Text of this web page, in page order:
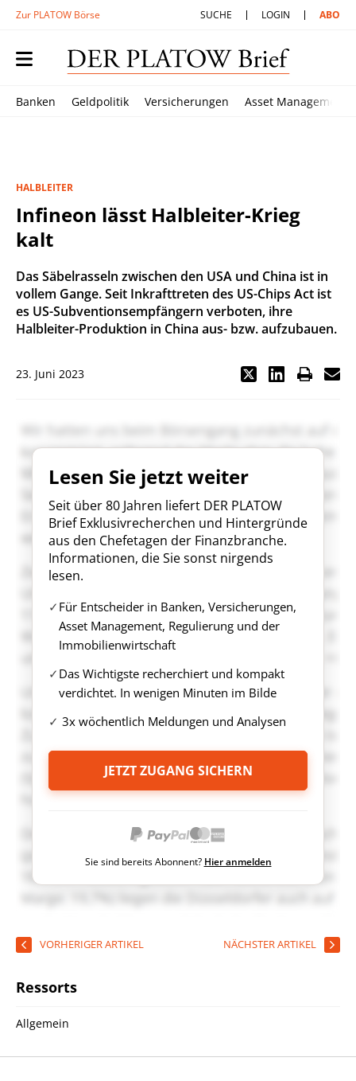
Zur PLATOW Börse SUCHE LOGIN ABO
Banken Geldpolitik Versicherungen Asset Management
HALBLEITER
Infineon lässt Halbleiter-Krieg
kalt
Das Säbelrasseln zwischen den USA und China ist in
vollem Gange. Seit Inkrafttreten des US-Chips Act ist
es US-Subventionsempfängern verboten, ihre
Halbleiter-Produktion in China aus- bzw. aufzubauen.
23. Juni 2023
Lesen Sie jetzt weiter
Seit über 80 Jahren liefert DER PLATOW
Brief Exklusivrecherchen und Hintergründe
aus den Chefetagen der Finanzbranche.
Informationen, die Sie sonst nirgends
lesen.
Für Entscheider in Banken, Versicherungen,
Asset Management, Regulierung und der
Immobilienwirtschaft
Das Wichtigste recherchiert und kompakt
verdichtet. In wenigen Minuten im Bilde
3x wöchentlich Meldungen und Analysen
JETZT ZUGANG SICHERN
Sie sind bereits Abonnent? Hier anmelden
VORHERIGER ARTIKEL NÄCHSTER ARTIKEL
Ressorts
Allgemein